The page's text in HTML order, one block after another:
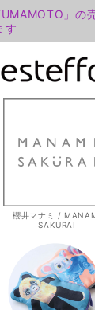
」の
す
櫻井マナミ /
SAKURAI